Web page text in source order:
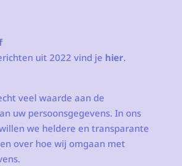
uit 2022 vind je hier.
veel waarde aan de
uw persoonsgegevens. In ons
we heldere en transparante
over hoe wij omgaan met